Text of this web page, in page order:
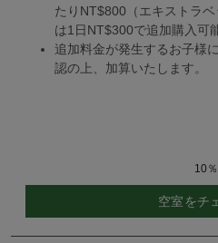
たりNT$800（エキストラ
は1日NT$300で追加購入可
追加料金が発生するお子様
認の上、加算いたします。
10
空室をチ